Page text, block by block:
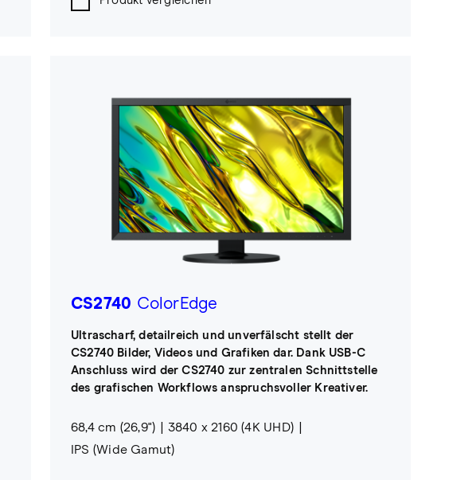
CS2740 ColorEdge
Ultrascharf, detailreich und unverfälscht stellt der
CS2740 Bilder, Videos und Grafiken dar. Dank USB-C
Anschluss wird der CS2740 zur zentralen Schnittstelle
des grafischen Workflows anspruchsvoller Kreativer.
68,4 cm (26,9")
3840 x 2160 (4K UHD)
IPS (Wide Gamut)